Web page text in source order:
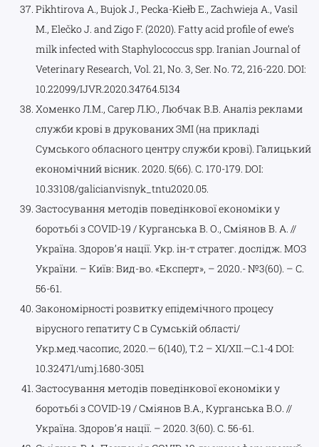
Pikhtirova A., Bujok J., Pecka-Kiełb E., Zachwieja A., Vasil
M., Elečko J. and Zigo F. (2020). Fatty acid profile of ewe’s
milk infected with Staphylococcus spp. Iranian Journal of
Veterinary Research, Vol. 21, No. 3, Ser. No. 72, 216-220. DOI:
10.22099/IJVR.2020.34764.5134
Хоменко Л.М., Сагер Л.Ю., Любчак В.В. Аналіз реклами
служби крові в друкованих ЗМІ (на прикладі
Сумського обласного центру служби крові). Галицький
економічний вісник. 2020. 5(66). C. 170-179. DOI:
10.33108/galicianvisnyk_tntu2020.05.
Застосування методів поведінкової економіки у
боротьбі з COVID-19 / Курганська В. О., Сміянов В. А. //
Україна. Здоров’я нації. Укр. ін-т стратег. дослідж. МОЗ
України. – Київ: Вид-во. «Експерт», – 2020.- №3(60). – С.
56-61.
Закономірності розвитку епідемічного процесу
вірусного гепатиту С в Cумській області/
Укр.мед.часопис, 2020.— 6(140), Т.2 – XI/XII.—С.1-4 DOI:
10.32471/umj.1680-3051
Застосування методів поведінкової економіки у
боротьбі з COVID-19 / Сміянов В.А., Курганська В.О. //
Україна. Здоров’я нації. – 2020. 3(60). С. 56-61.